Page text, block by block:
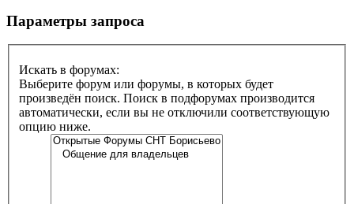
Параметры запроса
Искать в форумах:
Выберите форум или форумы, в которых будет
произведён поиск. Поиск в подфорумах производится
автоматически, если вы не отключили соответствующую
опцию ниже.